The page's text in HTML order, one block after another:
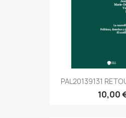
PAL20139131
10,00